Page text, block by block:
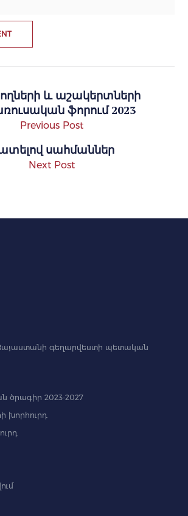
և աշակերտների
ֆորում 2023
Previous Post
սահմաններ
Next Post
գեղարվեստի պետական
2023-2027
խորհուրդ